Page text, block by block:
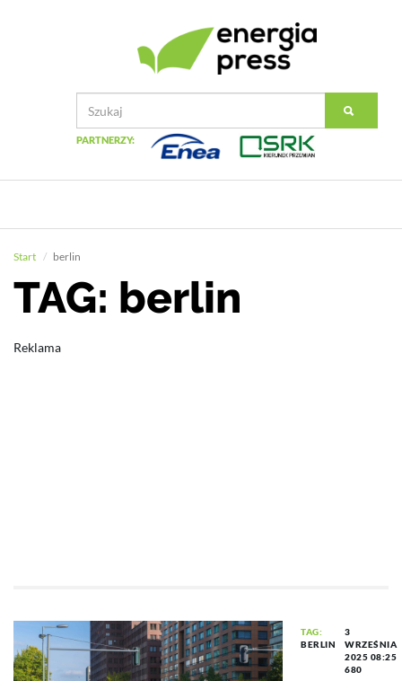
PARTNERZY:
Start berlin
TAG: berlin
Reklama
TAG:
BERLIN
3
WRZEŚNIA
2025 08:25
680